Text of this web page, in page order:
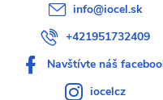
info@iocel.sk
+421951732409
Navštívte náš
iocelcz